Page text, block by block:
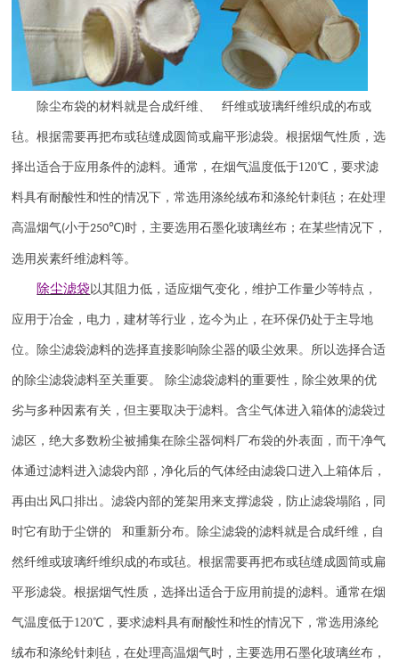
除尘布袋的材料就是合成纤维、 纤维或玻璃纤维织成的布或
毡。根据需要再把布或毡缝成圆筒或扁平形滤袋。根据烟气性质，选
择出适合于应用条件的滤料。通常，在烟气温度低于120℃，要求滤
料具有耐酸性和性的情况下，常选用涤纶绒布和涤纶针刺毡；在处理
高温烟气(小于250℃)时，主要选用石墨化玻璃丝布；在某些情况下，
选用炭素纤维滤料等。
除尘滤袋 以其阻力低，适应烟气变化，维护工作量少等特点，
应用于冶金，电力，建材等行业，迄今为止，在环保仍处于主导地
位。除尘滤袋滤料的选择直接影响除尘器的吸尘效果。所以选择合适
的除尘滤袋滤料至关重要。 除尘滤袋滤料的重要性，除尘效果的优
劣与多种因素有关，但主要取决于滤料。含尘气体进入箱体的滤袋过
滤区，绝大多数粉尘被捕集在除尘器饲料厂布袋的外表面，而干净气
体通过滤料进入滤袋内部，净化后的气体经由滤袋口进入上箱体后，
再由出风口排出。滤袋内部的笼架用来支撑滤袋，防止滤袋塌陷，同
时它有助于尘饼的 和重新分布。除尘滤袋的滤料就是合成纤维，自
然纤维或玻璃纤维织成的布或毡。根据需要再把布或毡缝成圆筒或扁
平形滤袋。根据烟气性质，选择出适合于应用前提的滤料。通常在烟
气温度低于120℃，要求滤料具有耐酸性和性的情况下，常选用涤纶
绒布和涤纶针刺毡，在处理高温烟气时，主要选用石墨化玻璃丝布，